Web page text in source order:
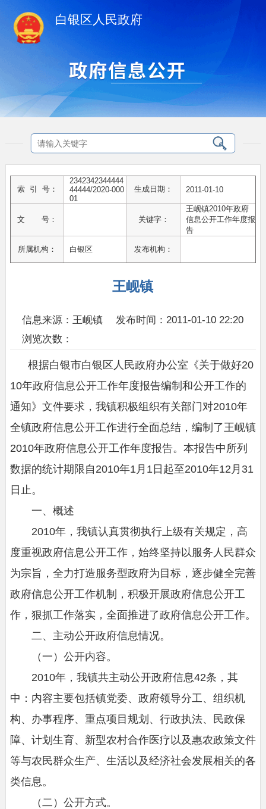
白银区人民政府
索 引 号：
2342342344444
44444/2020-000
01
生成日期： 2011-01-10
文 号： 关键字：
王岘镇2010年政府
信息公开工作年度报
告
所属机构： 白银区 发布机构：
王岘镇
信息来源：王岘镇
发布时间：2011-01-10 22:20
浏览次数：
根据白银市白银区人民政府办公室《关于做好20
10年政府信息公开工作年度报告编制和公开工作的
通知》文件要求，我镇积极组织有关部门对2010年
全镇政府信息公开工作进行全面总结，编制了王岘镇
2010年政府信息公开工作年度报告。本报告中所列
数据的统计期限自2010年1月1日起至2010年12月31
日止。
一、概述
2010年，我镇认真贯彻执行上级有关规定，高
度重视政府信息公开工作，始终坚持以服务人民群众
为宗旨，全力打造服务型政府为目标，逐步健全完善
政府信息公开工作机制，积极开展政府信息公开工
作，狠抓工作落实，全面推进了政府信息公开工作。
二、主动公开政府信息情况。
（一）公开内容。
2010年，我镇共主动公开政府信息42条，其
中：内容主要包括镇党委、政府领导分工、组织机
构、办事程序、重点项目规划、行政执法、民政保
障、计划生育、新型农村合作医疗以及惠农政策文件
等与农民群众生产、生活以及经济社会发展相关的各
类信息。
（二）公开方式。